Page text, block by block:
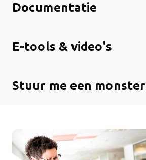
Documentatie
E-tools & video's
Stuur me een monster